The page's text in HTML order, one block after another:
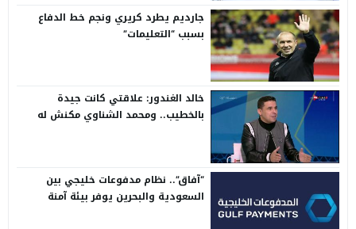
جارديم يطرد كريري ونجم خط الدفاع
بسبب “التعليمات”
خالد الغندور: علاقتي كانت جيدة
بالخطيب.. ومحمد الشناوي مكنش له
“آفاق”.. نظام مدفوعات خليجي بين
السعودية والبحرين يوفر بيئة آمنة